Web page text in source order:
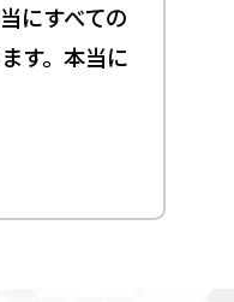
にすべての
す。本当に